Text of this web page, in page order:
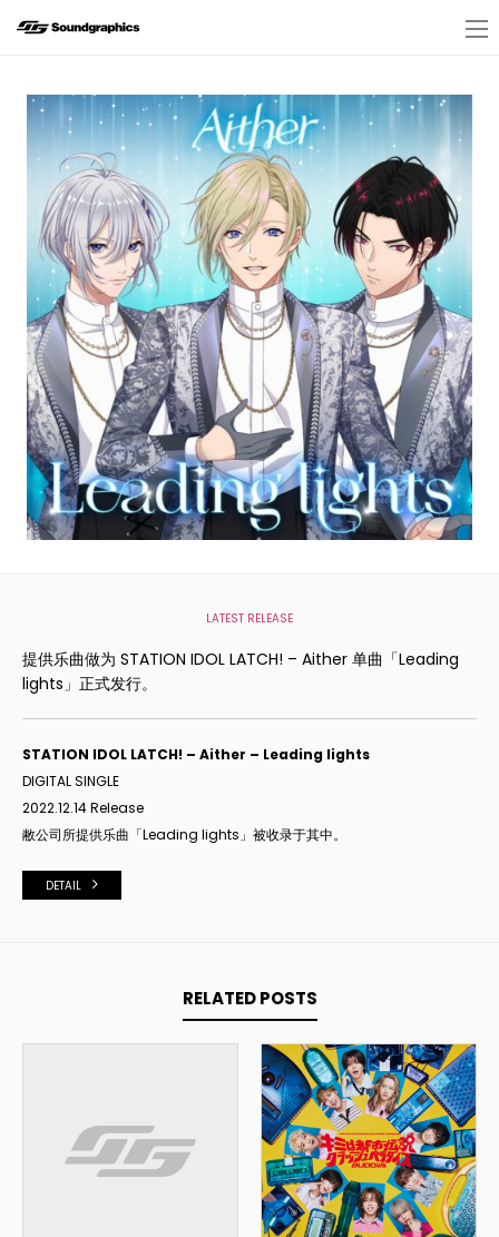
LATEST RELEASE
提供乐曲做为 STATION IDOL LATCH! – Aither 单曲「Leading
lights」正式发行。
STATION IDOL LATCH! – Aither – Leading lights
DIGITAL SINGLE
2022.12.14 Release
敝公司所提供乐曲「Leading lights 」被收录于其中。
DETAIL
RELATED POSTS